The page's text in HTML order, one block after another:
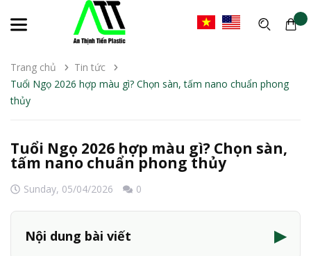
Trang chủ
Tin tức
Tuổi Ngọ 2026 hợp màu gì? Chọn sàn, tấm nano chuẩn phong
thủy
Tuổi Ngọ 2026 hợp màu gì? Chọn sàn,
tấm nano chuẩn phong thủy
Sunday, 05/04/2026 0
Nội dung bài viết ▶